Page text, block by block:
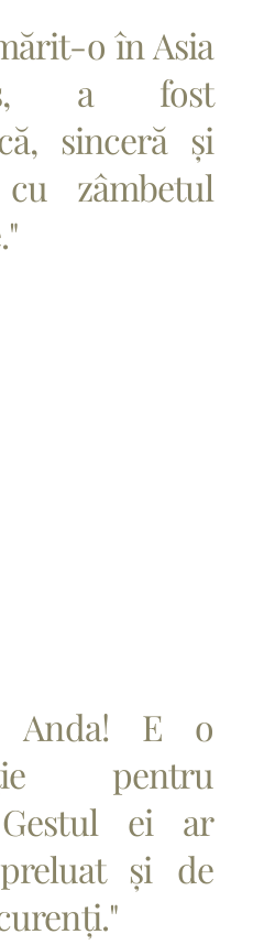
o în Asia
a fost
sinceră și
zâmbetul
Anda! E o
pentru
ei ar
și de